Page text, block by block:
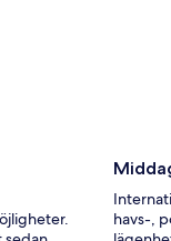
havs-,